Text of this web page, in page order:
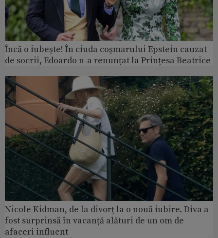
Încă o iubește! În ciuda coșmarului Epstein cauzat
de socrii, Edoardo n-a renunțat la Prințesa Beatrice
Nicole Kidman, de la divorț la o nouă iubire. Diva a
fost surprinsă în vacanță alături de un om de
afaceri influent